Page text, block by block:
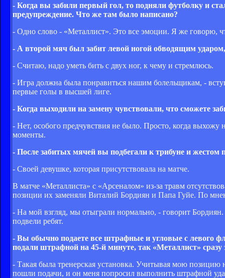
- Когда вы забили первый гол, то подняли футболку и
предупреждение. Что же там было написано?
- Одно слово - «Металлист». Это все эмоции. Я же говорю,
- А второй мяч был забит левой ногой обводящим
- Считаю, надо уметь бить с двух ног, к чему и стремлюсь.
- Игра должна была понравиться нашим болельщикам, -
первые голы в высшей лиге.
- Когда выходили на замену чувствовали, что сможете
- Нет, особого предчувствия не было. Просто, когда выхожу
моменты.
- После забитых мячей вы подбегали к трибуне и
- Своей девушке, которая присутствовала на матче.
В матче «Металлиста» с «Арсеналом» из-за травм
позиции их заменяли Виталий Бордиян и Папа Гуйе. По
- На мой взгляд, мы отыграли нормально, - говорит
подвели ребят.
- Вы обычно подаете все штрафные и угловые с левого
подали штрафной на 45-й минуте, так «Металлист» сразу
- Такая была тренерская установка. Учитывая мою
пошли подачи, и он меня попросил выполнить штрафной